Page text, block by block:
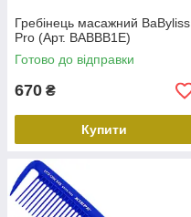
Гребінець масажний BaByliss
Pro (Арт. BABBB1E)
Готово до відправки
670 ₴
Купити